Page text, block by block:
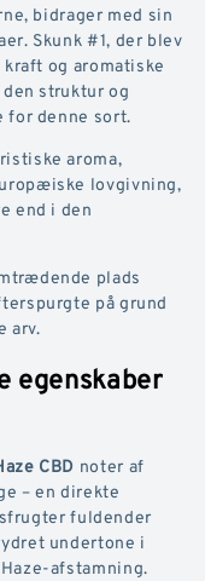
bidrager med sin
Skunk #1, der blev
og aromatiske
struktur og
for denne sort.
aroma,
lovgivning,
end i den
plads
på grund
arv.
egenskaber
CBD noter af
– en direkte
fuldender
undertone i
afstamning.